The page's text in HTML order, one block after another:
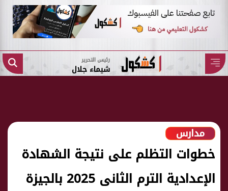
رئيس التحرير
شيماء جلال
مدارس
خطوات التظلم على نتيجة الشهادة
الإعدادية الترم الثانى 2025 بالجيزة